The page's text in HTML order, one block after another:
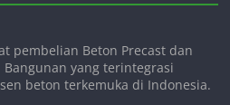
pembelian Beton Precast dan
Bangunan yang terintegrasi
beton terkemuka di Indonesia.